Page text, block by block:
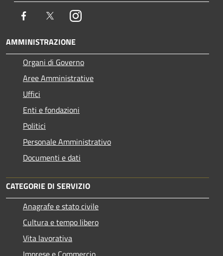
Facebook TwitterInstagram
AMMINISTRAZIONE
Organi di Governo
Aree Amministrative
Uffici
Enti e fondazioni
Politici
Personale Amministrativo
Documenti e dati
CATEGORIE DI SERVIZIO
Anagrafe e stato civile
Cultura e tempo libero
Vita lavorativa